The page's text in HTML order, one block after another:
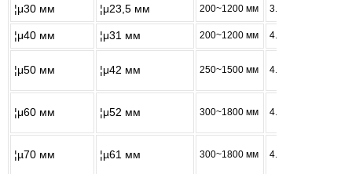
¦μ30 мм ¦μ23,5 мм 200~1200 мм 3.25Мм
¦μ40 мм ¦μ31 мм 200~1200 мм 4.50Мм
¦μ50 мм ¦μ42 мм 250~1500 мм 4.00Мм
¦μ60 мм ¦μ52 мм 300~1800 мм 4.00Мм
¦µ70 мм ¦µ61 мм 300~1800 мм 4.50Мм